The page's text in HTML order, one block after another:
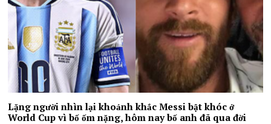
Lặng người nhìn lại khoảnh khắc Messi bật khóc ở
World Cup vì bố ốm nặng, hôm nay bố anh đã qua đời